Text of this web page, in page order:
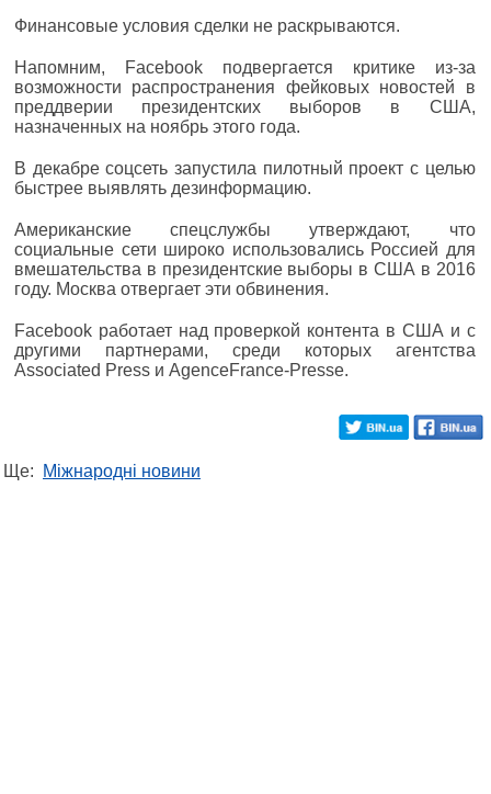
Финансовые условия сделки не раскрываются.
Напомним, Facebook подвергается критике из-за
возможности распространения фейковых новостей в
преддверии президентских выборов в США,
назначенных на ноябрь этого года.
В декабре соцсеть запустила пилотный проект с целью
быстрее выявлять дезинформацию.
Американские спецслужбы утверждают, что
социальные сети широко использовались Россией для
вмешательства в президентские выборы в США в 2016
году. Москва отвергает эти обвинения.
Facebook работает над проверкой контента в США и с
другими партнерами, среди которых агентства
Associated Press и AgenceFrance-Presse.
Ще: Міжнародні новини